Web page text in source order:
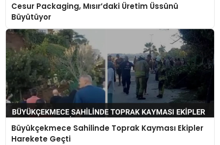
Cesur Packaging, Mısır’daki Üretim Üssünü
Büyütüyor
Büyükçekmece Sahilinde Toprak Kayması Ekipler
Harekete Geçti